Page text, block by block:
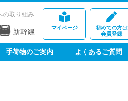
マイページ
初めての方は
会員登録
の取り組み
新幹線
手荷物のご案内 よくあるご質問